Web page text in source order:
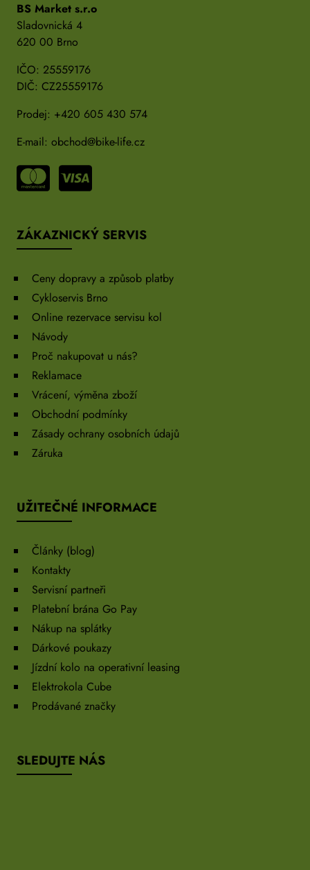
BS Market s.r.o
Sladovnická 4
620 00 Brno
IČO: 25559176
DIČ: CZ25559176
Prodej: +420 605 430 574
E-mail: obchod@bike-life.cz
ZÁKAZNICKÝ SERVIS
Ceny dopravy a způsob platby
Cykloservis Brno
Online rezervace servisu kol
Návody
Proč nakupovat u nás?
Reklamace
Vrácení, výměna zboží
Obchodní podmínky
Zásady ochrany osobních údajů
Záruka
UŽITEČNÉ INFORMACE
Články (blog)
Kontakty
Servisní partneři
Platební brána Go Pay
Nákup na splátky
Dárkové poukazy
Jízdní kolo na operativní leasing
Elektrokola Cube
Prodávané značky
SLEDUJTE NÁS